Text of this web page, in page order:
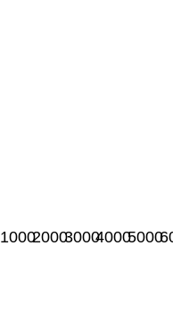
10002000300040005000